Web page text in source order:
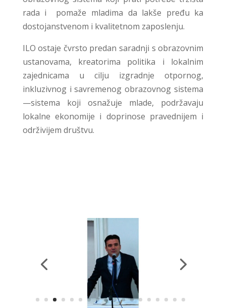
rada i pomaže mladima da lakše pređu ka
dostojanstvenom i kvalitetnom zaposlenju.
ILO ostaje čvrsto predan saradnji s obrazovnim
ustanovama, kreatorima politika i lokalnim
zajednicama u cilju izgradnje otpornog,
inkluzivnog i savremenog obrazovnog sistema
—sistema koji osnažuje mlade, podržavaju
lokalne ekonomije i doprinose pravednijem i
održivijem društvu.